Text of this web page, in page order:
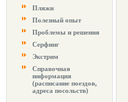
Пляжи
Полезный опыт
Проблемы и решения
Серфинг
Экстрим
Справочная
информация
(расписание поездов,
адреса посольств)